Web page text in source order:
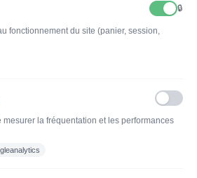
🔒
fonctionnement du site (panier, session,
mesurer la fréquentation et les performances